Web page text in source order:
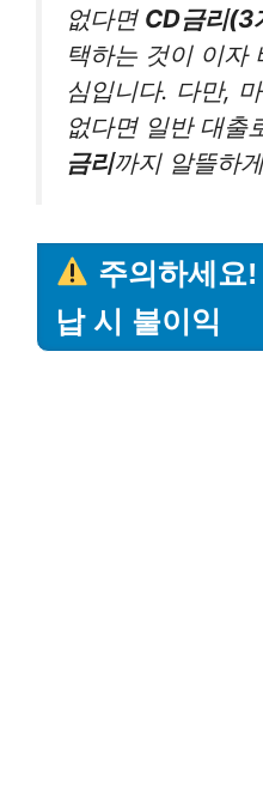
없다면 CD금리(3
택하는 것이 이자
심입니다. 다만,
없다면 일반 대출
금리까지 알뜰하
주의하세요!
납 시 불이익